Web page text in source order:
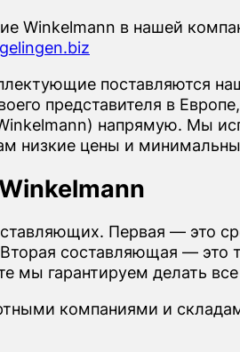
Winkelmann в нашей
поставляются
представителя в
напрямую. Мы
низкие цены и
Первая — это
составляющая — это
мы гарантируем делать
компаниями и